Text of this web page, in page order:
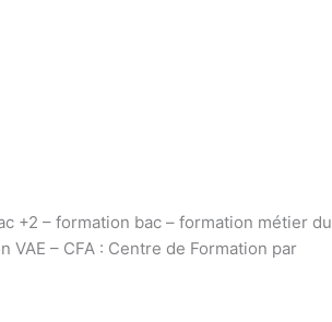
+2 – formation bac – formation métier du
– CFA : Centre de Formation par